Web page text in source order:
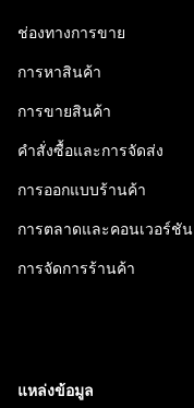
ช่องทางการขาย
การหาสินค้า
การขายสินค้า
คำสั่งซื้อและการจัดส่ง
การออกแบบร้านค้า
การตลาดและคอนเวอร์ชัน
การจัดการร้านค้า
แหล่งข้อมูล